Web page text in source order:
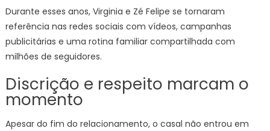
Durante esses anos, Virginia e Zé Felipe se tornaram
referência nas redes sociais com vídeos, campanhas
publicitárias e uma rotina familiar compartilhada com
milhões de seguidores.
Discrição e respeito marcam o
momento
Apesar do fim do relacionamento, o casal não entrou em